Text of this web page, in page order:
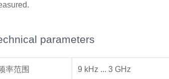
parameters
率范围 9 kHz ... 3 GHz